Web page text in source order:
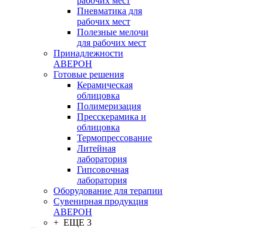
Пневматика для
рабочих мест
Полезные мелочи
для рабочих мест
Принадлежности
АВЕРОН
Готовые решения
Керамическая
облицовка
Полимеризация
Пресскерамика и
облицовка
Термопрессование
Литейная
лаборатория
Гипсовочная
лаборатория
Оборудование для терапии
Сувенирная продукция
АВЕРОН
+ ЕЩЕ 3